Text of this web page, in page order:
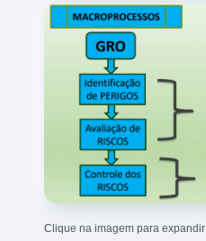
Clique na imagem para expandir